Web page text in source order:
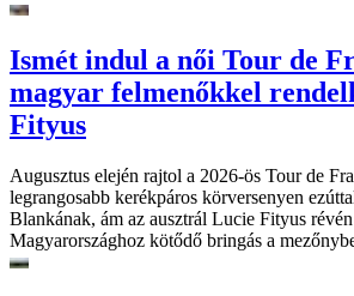
Ismét indul a női Tour de
magyar felmenőkkel
Fityus
Augusztus elején rajtol a 2026-ös Tour de
legrangosabb kerékpáros körversenyen
Blankának, ám az ausztrál Lucie Fityus
Magyarországhoz kötődő bringás a